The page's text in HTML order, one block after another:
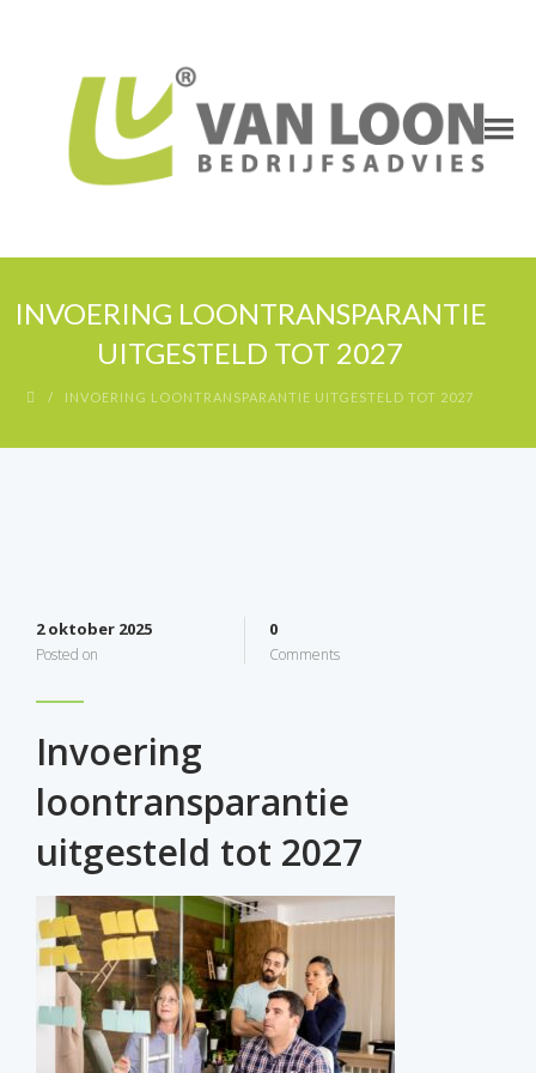
INVOERING LOONTRANSPARANTIE
UITGESTELD TOT 2027
INVOERING LOONTRANSPARANTIE UITGESTELD TOT 2027
2 oktober 2025
Posted on
0
Comments
Invoering
loontransparantie
uitgesteld tot 2027